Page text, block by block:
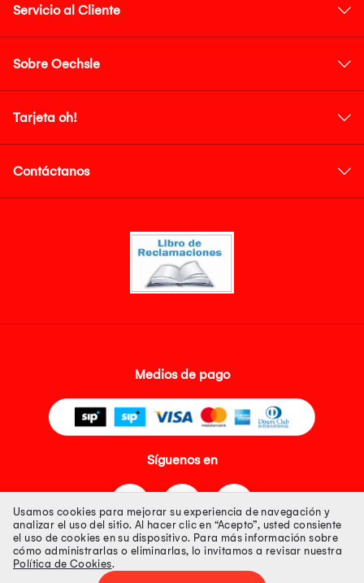
Servicio al Cliente
Sobre Oechsle
Tarjeta oh!
Contáctanos
Medios de pago
Síguenos en
Tienda 100% Segura
Usamos cookies para mejorar su experiencia de navegación y
analizar el uso del sitio. Al hacer clic en “Acepto”, usted consiente
el uso de cookies en su dispositivo. Para más información sobre
cómo administrarlas o eliminarlas, lo invitamos a revisar nuestra
Política de Cookies.